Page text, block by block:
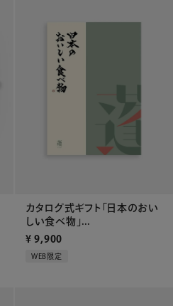
カタログ式ギフト「日本のおい
しい食べ物」...
¥ 9,900
WEB限定